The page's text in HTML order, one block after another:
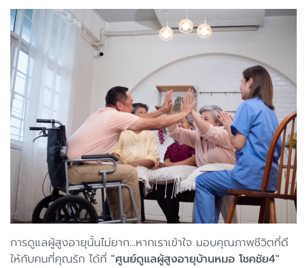
การดูแลผู้สูงอายุนั้นไม่ยาก...หากเราเข้าใจ มอบคุณภาพชีวิตที่ดี
ให้กับคนที่คุณรัก ได้ที่ "ศูนย์ดูแลผู้สูงอายุบ้านหมอ โชคชัย4"